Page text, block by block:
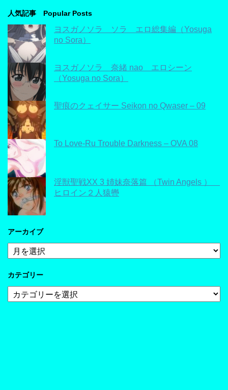
人気記事 Popular Posts
ヨスガノソラ ソラ エロ総集編（Yosuga
no Sora）
ヨスガノソラ 奈緒 nao エロシーン
（Yosuga no Sora）
聖痕のクェイサー Seikon no Qwaser – 09
To Love-Ru Trouble Darkness – OVA 08
淫獣聖戦XX 3 姉妹奈落篇 （Twin Angels ）
ヒロイン２人猿轡
アーカイブ
ア
ー
イ
カテゴリー
テ